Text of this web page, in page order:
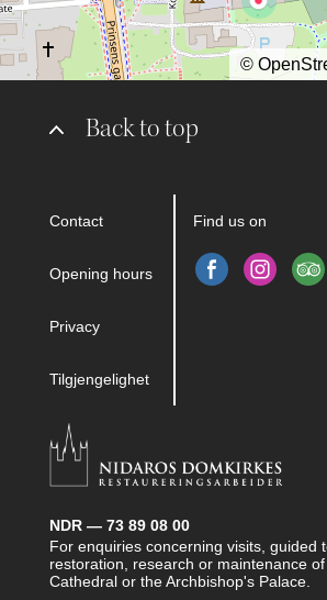
Back to top
Contact
Opening hours
Privacy
Tilgjengelighet
Find us on
NDR — 73 89 08 00
For enquiries concerning visits, guided
restoration, research or maintenance
Cathedral or the Archbishop's Palace.
©